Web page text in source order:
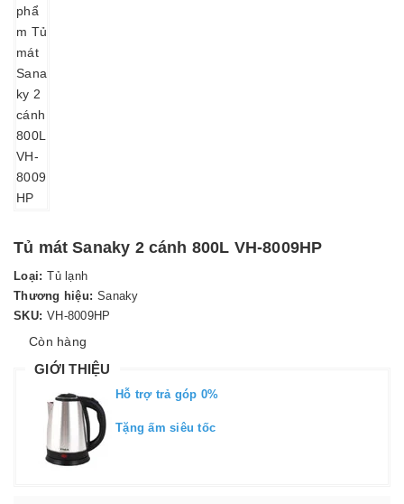
Tủ mát Sanaky 2 cánh 800L VH-8009HP
Loại: Tủ lạnh
Thương hiệu: Sanaky
SKU: VH-8009HP
Còn hàng
GIỚI THIỆU
Hỗ trợ trả góp 0%
Tặng ấm siêu tốc